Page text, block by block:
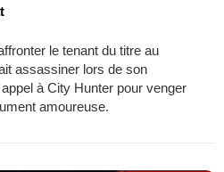
le tenant du titre au
assassiner lors de son
à City Hunter pour venger
amoureuse.